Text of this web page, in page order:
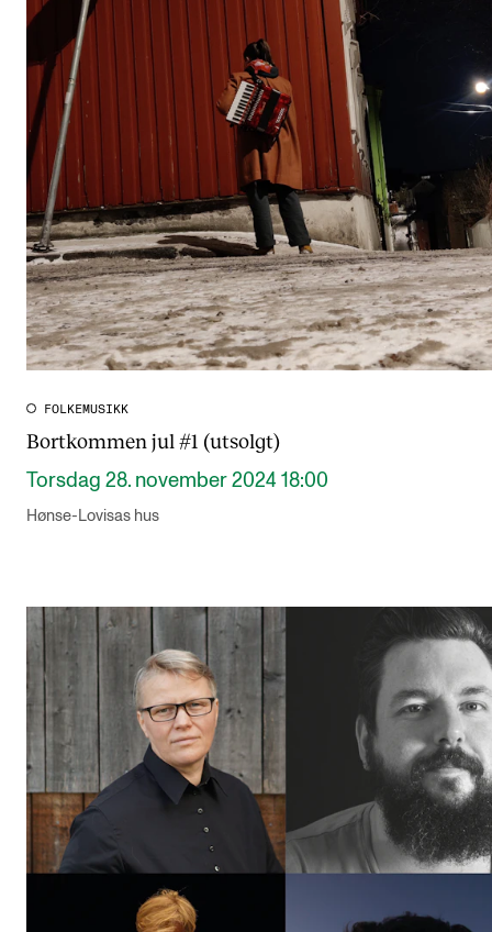
FOLKEMUSIKK
Bortkommen jul #1 (utsolgt)
Torsdag 28. november 2024 18:00
Hønse-Lovisas hus